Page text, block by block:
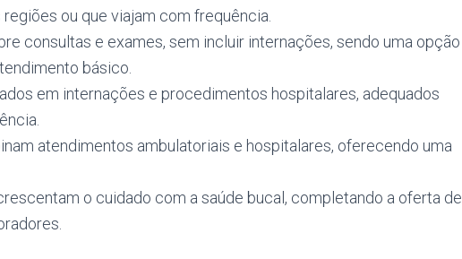
ou que viajam com frequência.
consultas e exames, sem incluir internações, sendo uma opção
básico.
em internações e procedimentos hospitalares, adequados
atendimentos ambulatoriais e hospitalares, oferecendo uma
o cuidado com a saúde bucal, completando a oferta de